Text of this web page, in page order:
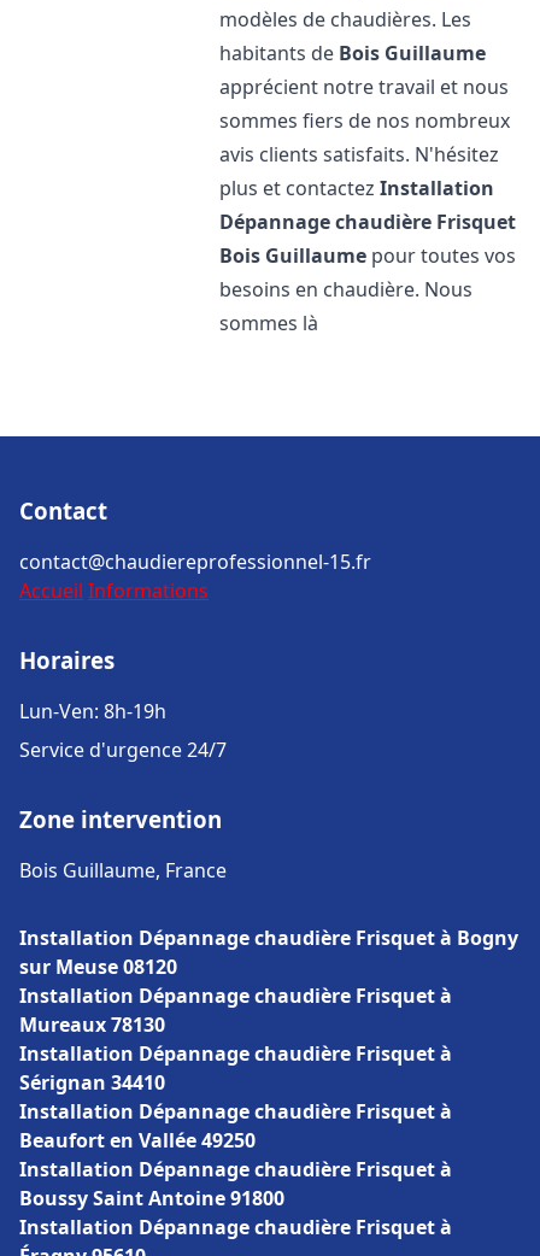
modèles de chaudières. Les
habitants de Bois Guillaume
apprécient notre travail et nous
sommes fiers de nos nombreux
avis clients satisfaits. N'hésitez
plus et contactezInstallation
Dépannage chaudière Frisquet
Bois Guillaume pour toutes vos
besoins en chaudière. Nous
sommes là
Contact
contact@chaudiereprofessionnel-15.fr
Accueil Informations
Horaires
Lun-Ven: 8h-19h
Service d'urgence 24/7
Zone intervention
Bois Guillaume, France
Installation Dépannage chaudière Frisquet à Bogny
sur Meuse 08120
Installation Dépannage chaudière Frisquet à
Mureaux 78130
Installation Dépannage chaudière Frisquet à
Sérignan 34410
Installation Dépannage chaudière Frisquet à
Beaufort en Vallée 49250
Installation Dépannage chaudière Frisquet à
Boussy Saint Antoine 91800
Installation Dépannage chaudière Frisquet à